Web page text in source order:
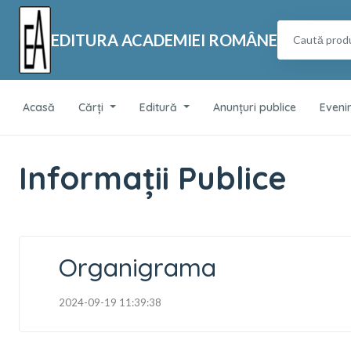
EDITURA ACADEMIEI ROMÂNE
Acasă Cărți Editură Anunțuri publice
Informații Publice
Organigrama
2024-09-19 11:39:38